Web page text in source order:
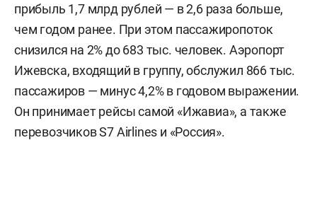
прибыль 1,7 млрд рублей — в 2,6 раза больше,
чем годом ранее. При этом пассажиропоток
снизился на 2% до 683 тыс. человек. Аэропорт
Ижевска, входящий в группу, обслужил 866 тыс.
пассажиров — минус 4,2% в годовом выражении.
Он принимает рейсы самой «Ижавиа», а также
перевозчиков S7 Airlines и «Россия».